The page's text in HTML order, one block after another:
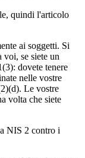
quindi l'articolo
ai soggetti. Si
se siete un
dovete tenere
nelle vostre
Le vostre
volta che siete
NIS 2 contro i